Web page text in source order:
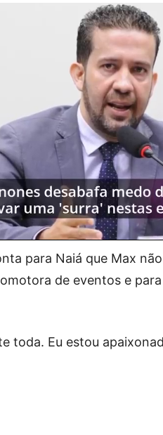
para Naiá que Max
de eventos e
toda. Eu estou